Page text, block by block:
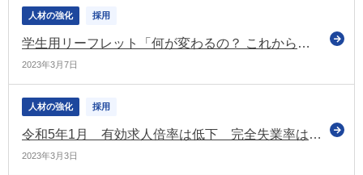
人材の強化 採用
学生用リーフレット「何が変わるの？ これからのインターンシップ」を公表（経団連）
2023年3月7日
人材の強化 採用
令和5年1月 有効求人倍率は低下 完全失業率はコロナ禍前の水準まで改善
2023年3月3日